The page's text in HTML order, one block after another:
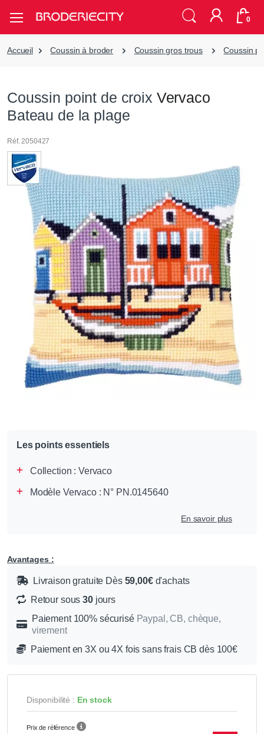
0
Accueil Coussin à broder Coussin gros trous Coussin
Coussin point de croix Vervaco
Bateau de la plage
Réf. 2050427
Les points essentiels
Collection : Vervaco
Modèle Vervaco : N° PN.0145640
En savoir plus
Avantages :
Livraison gratuite Dès 59,00€d'achats
Retour sous30jours
Paiement 100% sécurisé Paypal, CB, chèque,
virement
Paiement en 3X ou 4X fois sans frais CB dès 100€
Disponibilité : En stock
Prix de référence